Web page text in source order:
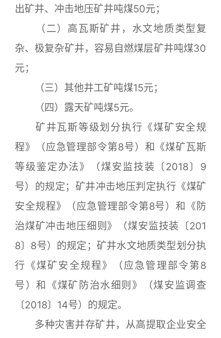
出矿井、冲击地压矿井吨煤50元；
（二）高瓦斯矿井，水文地质类型复
杂、极复杂矿井，容易自燃煤层矿井吨煤30
元；
（三）其他井工矿吨煤15元；
（四）露天矿吨煤5元。
矿井瓦斯等级划分执行《煤矿安全规
程》（应急管理部令第8号）和《煤矿瓦斯
等级鉴定办法》（煤安监技装〔2018〕9
号）的规定；矿井冲击地压判定执行《煤矿
安全规程》（应急管理部令第8号）和《防
治煤矿冲击地压细则》（煤安监技装〔201
8〕8号）的规定；矿井水文地质类型划分执
行《煤矿安全规程》（应急管理部令第8
号）和《煤矿防治水细则》（煤安监调查
〔2018〕14号）的规定。
多种灾害并存矿井，从高提取企业安全